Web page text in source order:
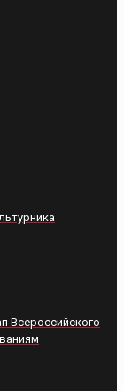
Всероссийского